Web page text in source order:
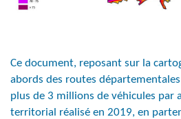
Ce document, reposant sur la
abords des routes
plus de 3 millions de véhicules par
territorial réalisé en 2019, en